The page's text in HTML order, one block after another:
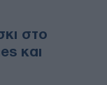
στο
και